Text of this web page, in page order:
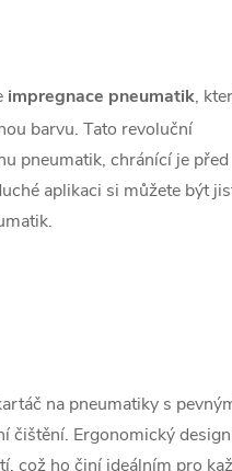
impregnace pneumatik,
barvu. Tato revoluční
pneumatik, chránící je před
aplikaci si můžete být
na pneumatiky s
čištění. Ergonomický
což ho činí ideálním pro